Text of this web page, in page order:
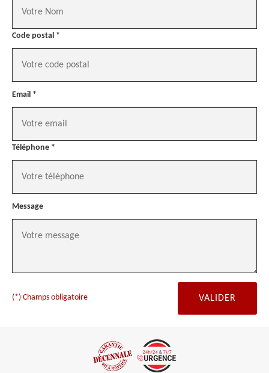
Code postal *
Email *
Téléphone *
Message
(*) Champs obligatoire